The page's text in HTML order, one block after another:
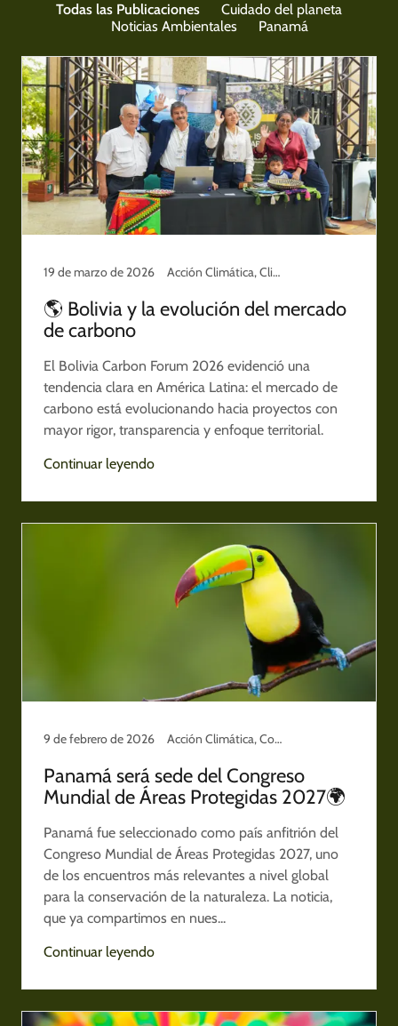
Todas las Publicaciones
Cuidado del planeta
Noticias Ambientales
Panamá
19 de marzo de 2026 Acción Climática, Climate Action, Conservación y Territorio, Cuidado del planeta
🌎 Bolivia y la evolución del mercado
de carbono
El Bolivia Carbon Forum 2026 evidenció una
tendencia clara en América Latina: el mercado de
carbono está evolucionando hacia proyectos con
mayor rigor, transparencia y enfoque territorial.
Continuar leyendo
9 de febrero de 2026 Acción Climática, Conservación y Territorio, Cuidado del planeta, Panamá
Panamá será sede del Congreso
Mundial de Áreas Protegidas 2027🌍
Panamá fue seleccionado como país anfitrión del
Congreso Mundial de Áreas Protegidas 2027, uno
de los encuentros más relevantes a nivel global
para la conservación de la naturaleza. La noticia,
que ya compartimos en nues...
Continuar leyendo